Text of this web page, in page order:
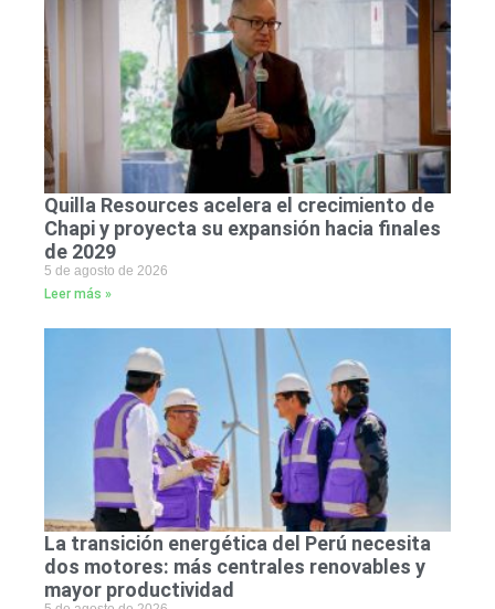
Quilla Resources acelera el crecimiento de
Chapi y proyecta su expansión hacia finales
de 2029
5 de agosto de 2026
Leer más »
La transición energética del Perú necesita
dos motores: más centrales renovables y
mayor productividad